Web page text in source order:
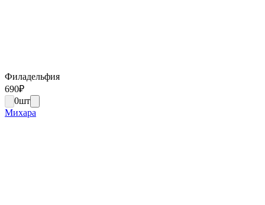
Филадельфия
690₽
0шт
Михара